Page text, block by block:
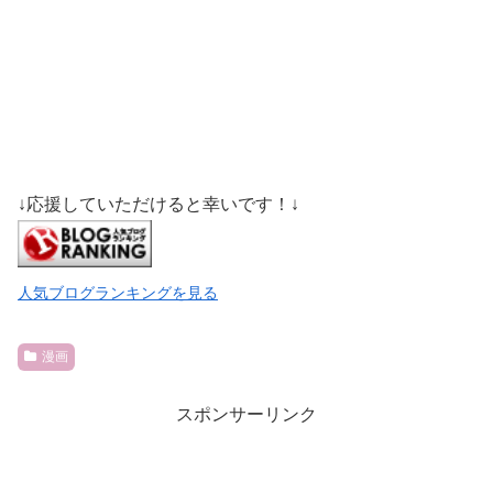
↓応援していただけると幸いです！↓
人気ブログランキングを見る
漫画
スポンサーリンク